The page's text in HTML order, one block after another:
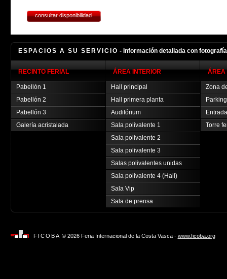
consultar disponibilidad
ESPACIOS A SU SERVICIO - Información detallada con
RECINTO FERIAL
Pabellón 1
Pabellón 2
Pabellón 3
Galería acristalada
ÁREA INTERIOR
Hall principal
Hall primera planta
Auditórium
Sala polivalente 1
Sala polivalente 2
Sala polivalente 3
Salas polivalentes unidas
Sala polivalente 4 (Hall)
Sala Vip
Sala de prensa
ÁREA
Zona
Parking
Torre
FICOBA © 2026 Feria Internacional de la Costa Vasca - www.ficoba.org